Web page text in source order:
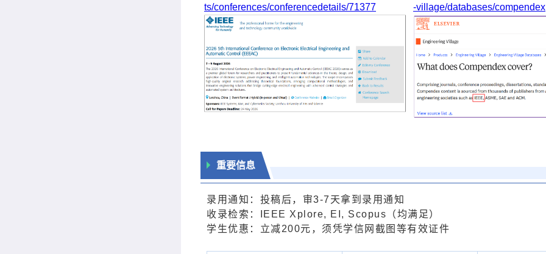
ts/conferences/conferencedetails/71377
-village/databases/compendex
重要信息
录用通知：投稿后，审3-7天拿到录用通知
收录检索：IEEE Xplore, EI, Scopus（均满足）
学生优惠：立减200元，须凭学信网截图等有效证件